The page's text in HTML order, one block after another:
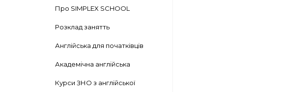
Про SIMPLEX SCHOOL
Розклад занятть
Англійська для початківців
Академічна англійська
Курси ЗНО з англійської